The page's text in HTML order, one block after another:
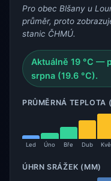
Pro obec Blšany u
průměr, proto
stanic ČHMÚ.
Aktuálně 19 °C —
srpna (19.6 °C).
PRŮMĚRNÁ TEPLOTA
Led Úno Bře Dub Kvě
ÚHRN SRÁŽEK (MM)